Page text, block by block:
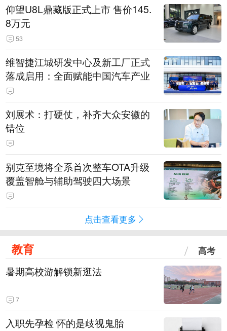
仰望U8L鼎藏版正式上市 售价145.
8万元
53
维智捷江城研发中心及新工厂正式
落成启用：全面赋能中国汽车产业
刘展术：打硬仗，补齐大众安徽的
错位
别克至境将全系首次整车OTA升级
覆盖智舱与辅助驾驶四大场景
点击查看更多
教育 高考
暑期高校游解锁新逛法
7
入职先孕检 怀的是歧视鬼胎